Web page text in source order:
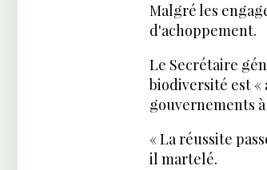
Malgré les
d'achoppement.
Le Secrétaire
biodiversité est «
gouvernements
« La réussite
il martelé.